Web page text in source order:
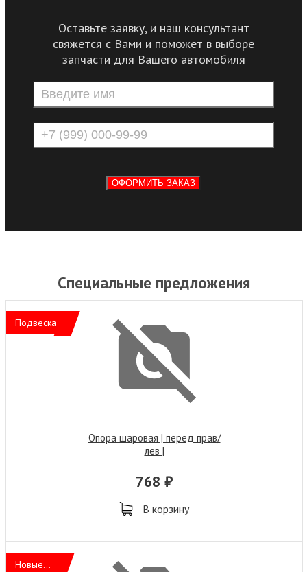
Оставьте заявку, и наш консультант
свяжется с Вами и поможет в выборе
запчасти для Вашего автомобиля
Специальные предложения
Подвеска
Опора шаровая | перед прав/
лев |
768 ₽
В корзину
Новые...